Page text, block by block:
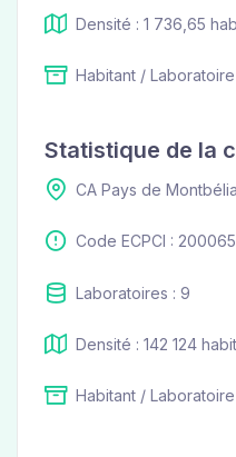
Densité : 1 736,65
Habitant / Laboratoire
Statistique de la
CA Pays de
Code ECPCI :
Laboratoires : 9
Densité : 142 124
Habitant / Laboratoire